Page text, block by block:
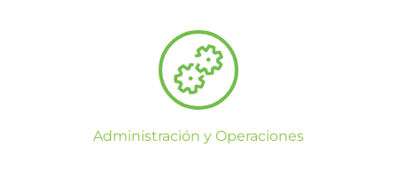
Administración y Operaciones